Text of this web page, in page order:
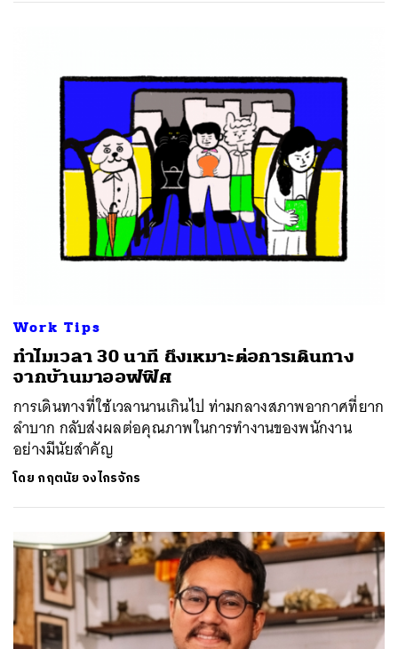
Work Tips
ทำไมเวลา 30 นาที ถึงเหมาะต่อการเดินทาง
จากบ้านมาออฟฟิศ
การเดินทางที่ใช้เวลานานเกินไป ท่ามกลางสภาพอากาศที่ยาก
ลำบาก กลับส่งผลต่อคุณภาพในการทำงานของพนักงาน
อย่างมีนัยสำคัญ
โดย กฤตนัย จงไกรจักร